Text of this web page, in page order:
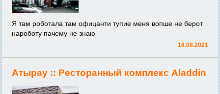
Я там роботала там офицанти тупие меня вопше не берот
нароботу пачему не знаю
18.08.2021
Атырау :: Ресторанный комплекс Aladdin